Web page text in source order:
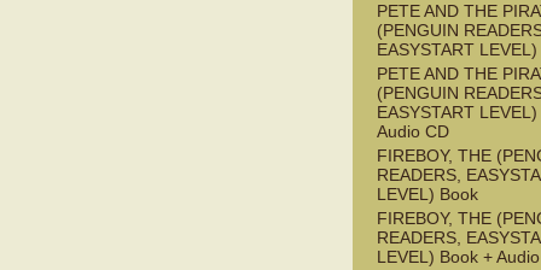
PETE AND THE
(PENGUIN
EASYSTART
PETE AND THE
(PENGUIN
EASYSTART
Audio CD
FIREBOY, THE
READERS,
LEVEL) Book
FIREBOY, THE
READERS,
LEVEL) Book +